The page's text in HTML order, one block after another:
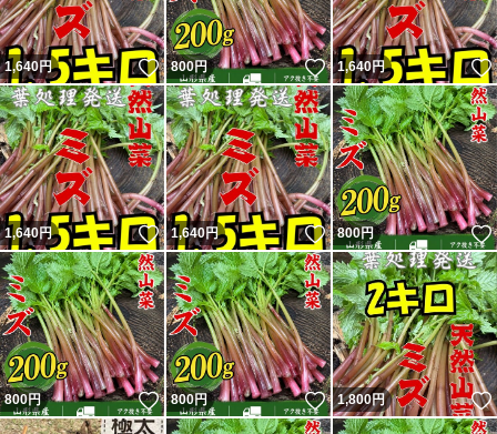
1,640円 いいね！
800円 いいね！
1,640円
1,640円 いいね！
1,640円 いいね！
800円
800円 いいね！
800円 いいね！
1,800円